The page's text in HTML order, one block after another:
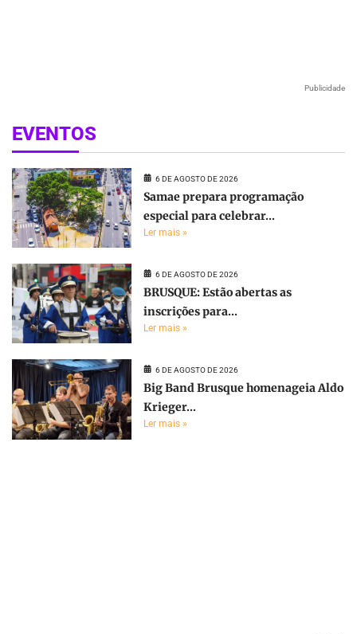
Publicidade
EVENTOS
6 DE AGOSTO DE 2026
Samae prepara programação
especial para celebrar...
Ler mais »
6 DE AGOSTO DE 2026
BRUSQUE: Estão abertas as
inscrições para...
Ler mais »
6 DE AGOSTO DE 2026
Big Band Brusque homenageia Aldo
Krieger...
Ler mais »